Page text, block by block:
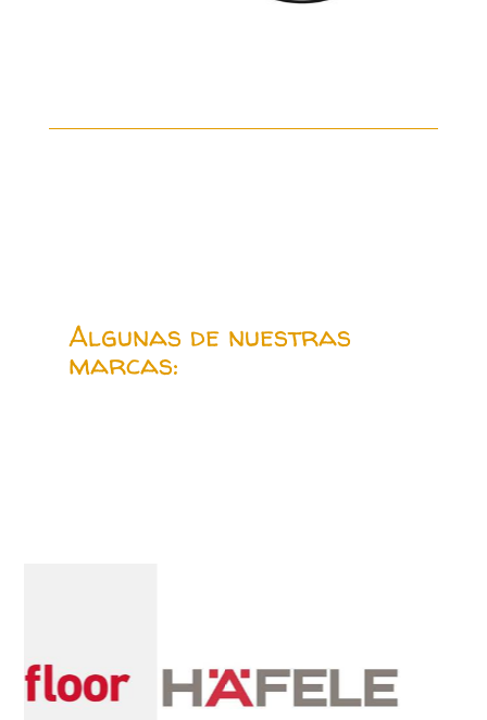
Algunas de nuestras
marcas: